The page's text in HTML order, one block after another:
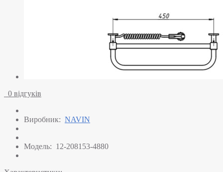
0 відгуків
Виробник: NAVIN
Модель: 12-208153-4880